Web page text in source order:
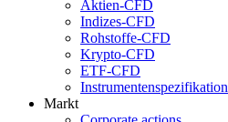
Aktien-CFD
Indizes-CFD
Rohstoffe-CFD
Krypto-CFD
ETF-CFD
Instrumentenspezifikation
Markt